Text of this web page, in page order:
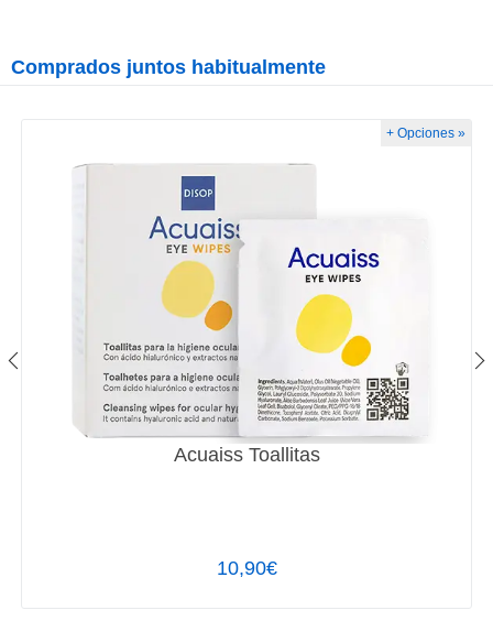
Comprados juntos habitualmente
Acuaiss Toallitas
10,90€
+ Opciones »